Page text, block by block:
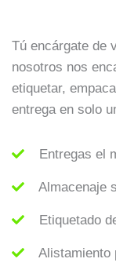
Tú encárgate de
nosotros nos
etiquetar,
entrega en solo
Entregas el
Almacenaje
Etiquetado
Alistamiento